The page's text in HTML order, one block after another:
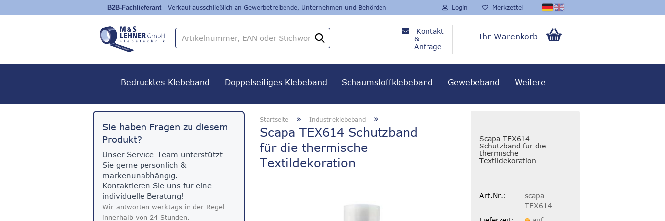
- Verkauf ausschließlich an Gewerbetreibende, Unternehmen und Behörden Login Merkzettel
Artikelnummer,
Stichwort
Kontakt
&
Anfrage
8382 /
80
Ihr Warenkorb
Bedrucktes Klebeband Doppelseitiges Klebeband Schaumstoffklebeband Gewebeband Weitere
Startseite » Industrieklebeband »
Scapa TEX614 Schutzband
für die thermische
Textildekoration
Scapa TEX614
Schutzband für die
thermische
Textildekoration
Art.Nr.:
scapa-
TEX614
Sie haben Fragen zu diesem
Produkt?
Unser Service-Team unterstützt
Sie gerne persönlich &
markenunabhängig.
Kontaktieren Sie uns für eine
individuelle Beratung!
Wir antworten werktags in der Regel
innerhalb von 24 Stunden.